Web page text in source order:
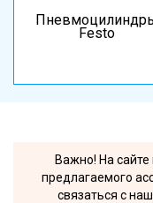
Festo
Важно! На
предлагаемого
связаться с